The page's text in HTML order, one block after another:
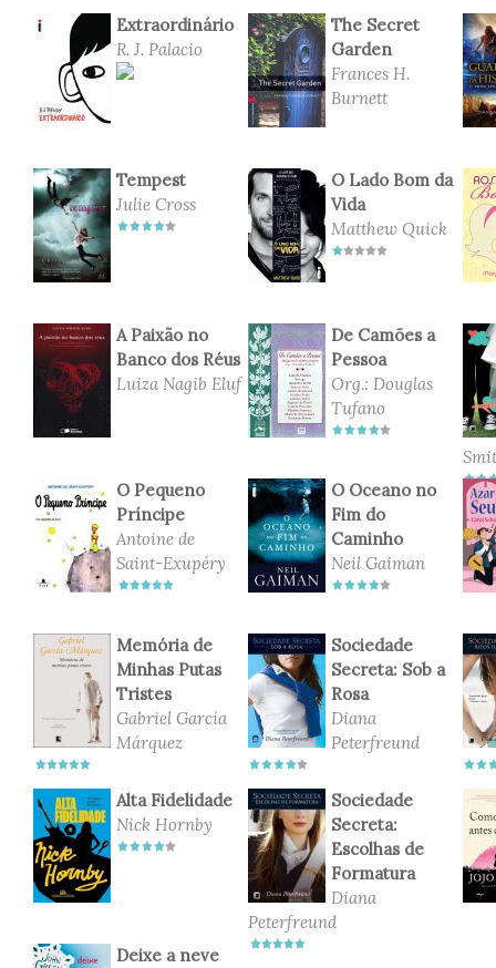
Extraordinário
R. J. Palacio
The Secret
Garden
Frances H.
Burnett
Tempest
Julie Cross
O Lado Bom da
Vida
Matthew Quick
A Paixão no
Banco dos Réus
Luiza Nagib Eluf
De Camões a
Pessoa
Org.: Douglas
Tufano
O Pequeno
Príncipe
Antoine de
Saint-Exupéry
O Oceano no
Fim do
Caminho
Neil Gaiman
Memória de
Minhas Putas
Tristes
Gabriel García
Márquez
Sociedade
Secreta: Sob a
Rosa
Diana
Peterfreund
Alta Fidelidade
Nick Hornby
Sociedade
Secreta:
Escolhas de
Formatura
Diana
Peterfreund
Deixe a neve